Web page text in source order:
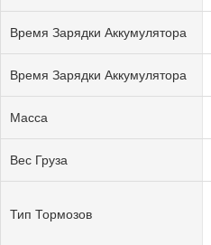
Время Зарядки Аккумулятора
Время Зарядки Аккумулятора
Масса
Вес Груза
Тип Тормозов